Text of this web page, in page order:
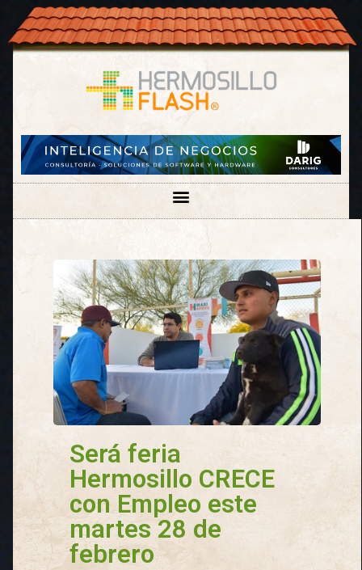
Será feria
Hermosillo CRECE
con Empleo este
martes 28 de
febrero